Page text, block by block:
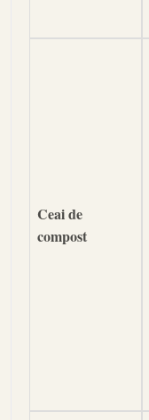
Ceai de
compost